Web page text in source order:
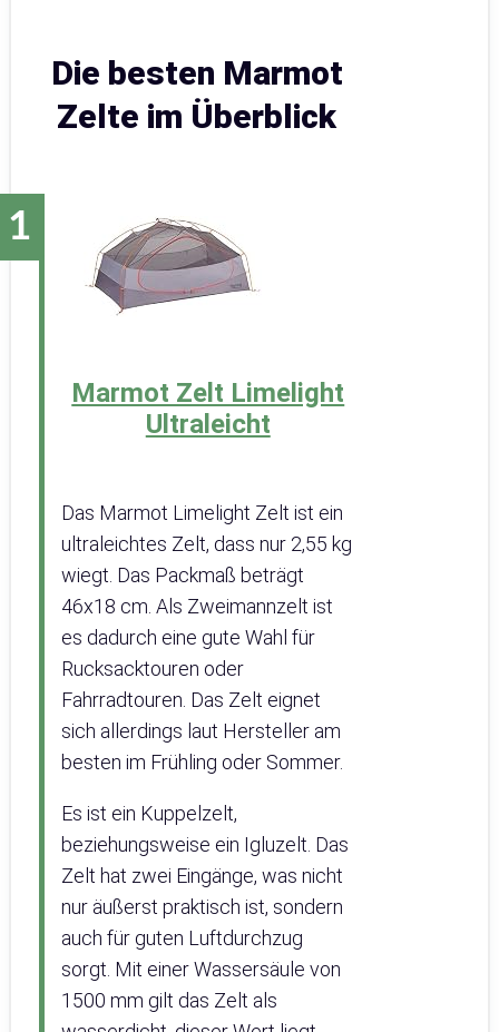
Die besten Marmot
Zelte im Überblick
Marmot Zelt Limelight
Ultraleicht
Das Marmot Limelight Zelt ist ein
ultraleichtes Zelt, dass nur 2,55 kg
wiegt. Das Packmaß beträgt
46x18 cm. Als Zweimannzelt ist
es dadurch eine gute Wahl für
Rucksacktouren oder
Fahrradtouren. Das Zelt eignet
sich allerdings laut Hersteller am
besten im Frühling oder Sommer.
Es ist ein Kuppelzelt,
beziehungsweise ein Igluzelt. Das
Zelt hat zwei Eingänge, was nicht
nur äußerst praktisch ist, sondern
auch für guten Luftdurchzug
sorgt. Mit einer Wassersäule von
1500 mm gilt das Zelt als